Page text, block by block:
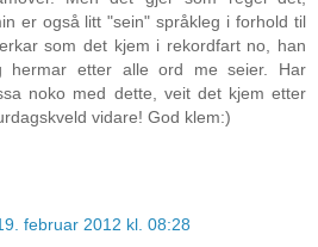
er også litt "sein" språkleg i forhold til
som det kjem i rekordfart no, han
hermar etter alle ord me seier. Har
noko med dette, veit det kjem etter
vidare! God klem:)
februar 2012 kl. 08:28